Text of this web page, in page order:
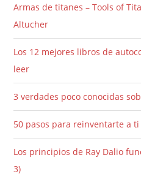
Armas de titanes – Tools of
Altucher
Los 12 mejores libros de
leer
3 verdades poco conocidas
50 pasos para reinventarte a
Los principios de Ray Dalio
3)